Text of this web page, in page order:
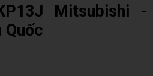
Mitsubishi -
Quốc